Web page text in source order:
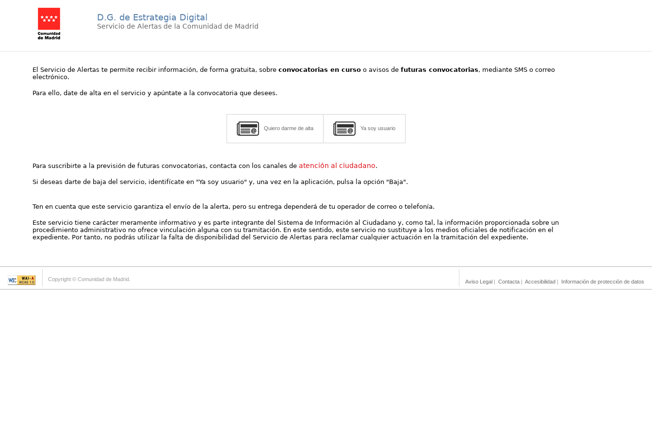
D.G. de Estrategia Digital
Servicio de Alertas de la Comunidad de Madrid
El Servicio de Alertas te permite recibir información, de forma gratuita, sobreconvocatorias en curso o avisos defuturas convocatorias, mediante SMS o correo
electrónico.
Para ello, date de alta en el servicio y apúntate a la convocatoria que desees.
Quiero darme de alta Ya soy usuario
Para suscribirte a la previsión de futuras convocatorias, contacta con los canales deatención al ciudadano.
Si deseas darte de baja del servicio, identifícate en "Ya soy usuario" y, una vez en la aplicación, pulsa la opción "Baja".
Ten en cuenta que este servicio garantiza el envío de la alerta, pero su entrega dependerá de tu operador de correo o telefonía.
Este servicio tiene carácter meramente informativo y es parte integrante del Sistema de Información al Ciudadano y, como tal, la información proporcionada sobre un
procedimiento administrativo no ofrece vinculación alguna con su tramitación. En este sentido, este servicio no sustituye a los medios oficiales de notificación en el
expediente. Por tanto, no podrás utilizar la falta de disponibilidad del Servicio de Alertas para reclamar cualquier actuación en la tramitación del expediente.
Copyright © Comunidad de Madrid. Aviso Legal | Contacta | Accesibilidad | Información de protección de datos